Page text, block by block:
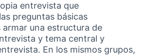
entrevista que
preguntas básicas
una estructura de
y tema central y
En los mismos grupos,